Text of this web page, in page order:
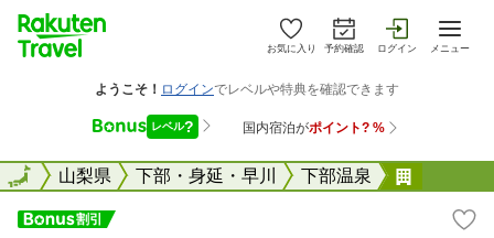
お気に入り 予約確認 ログイン メニュー
全国山梨県 下部・身延・早川 下部温泉
全国